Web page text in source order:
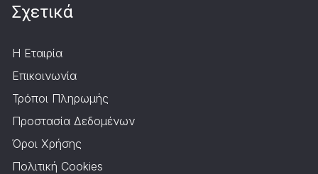
Σχετικά
Η Εταιρία
Επικοινωνία
Τρόποι Πληρωμής
Προστασία Δεδομένων
Όροι Χρήσης
Πολιτική Cookies